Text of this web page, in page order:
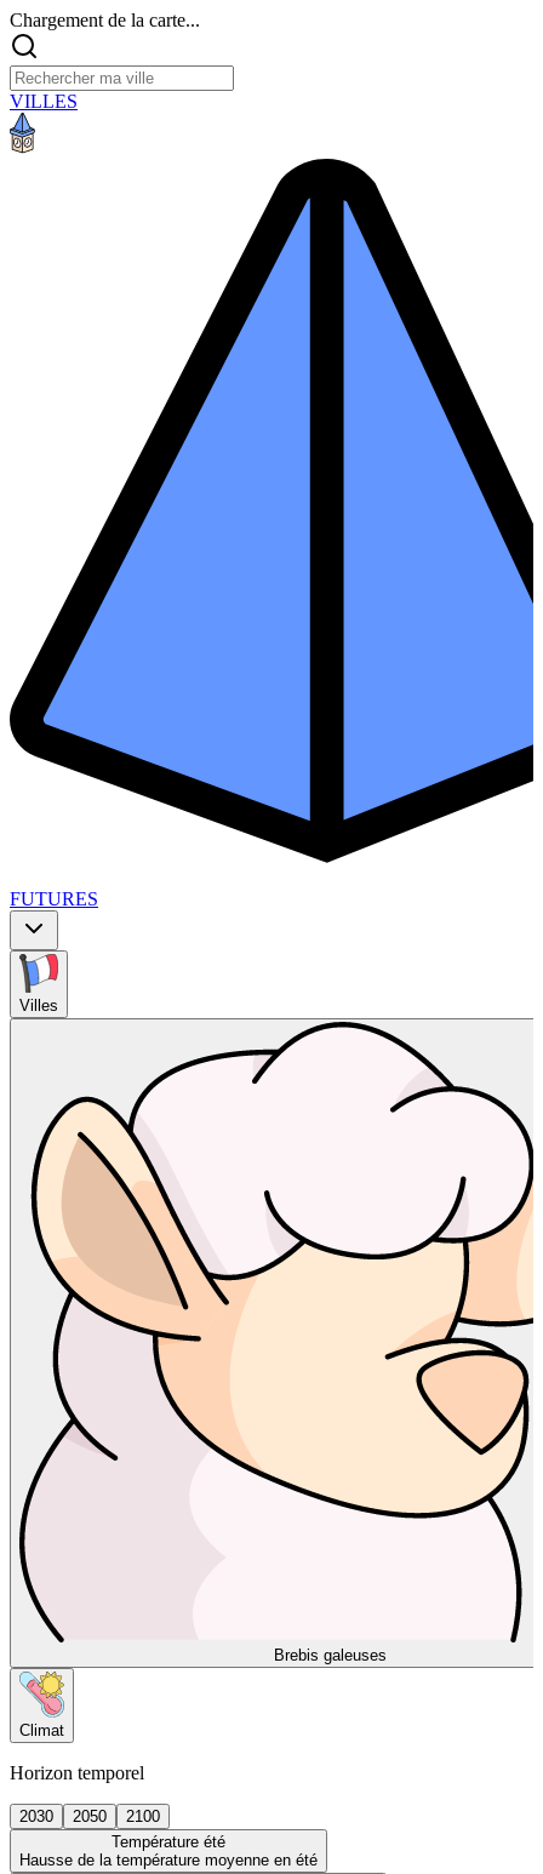
Chargement de la carte...
VILLES
FUTURES
Villes
Brebis galeuses
Climat
Horizon temporel
2030 2050
2100
Température été
Hausse de la température moyenne en été